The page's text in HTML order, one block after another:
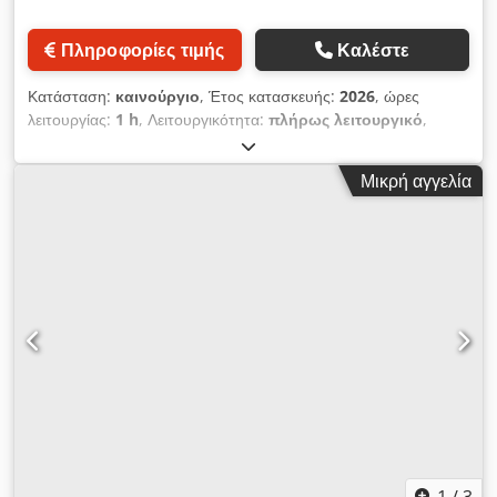
Πληροφορίες τιμής Καλέστε
Κατάσταση: καινούργιο, Έτος κατασκευής: 2026, ώρες
λειτουργίας: 1 h, Λειτουργικότητα: πλήρως λειτουργικό,
BOOSTON MACHINERY – Κατασκευαστής μηχανημάτων και
εξοπλισμού για την προκατασκευή σκελετικών κατοικιών.
Παρουσιάζουμε ένα σετ συναρμολογούμενων τραπεζιών
10,5m; 12,0m) - Κίνηση τραπεζιού – υδραυλικοί
ενεργοποιητές, υδραυλική αντλία - Συνολικό πλάτος 360cm (εκ
περονοφόρο ανυψωτικό) - Κινητό τραπέζι που επιτρέπει
Μικρή αγγελία